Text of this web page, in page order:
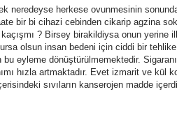
neredeyse herkese ovunmesinin
bir bi cihazi cebinden cikarip agzina
? Birsey birakildiysa onun
olsun insan bedeni için ciddi bir
eyleme dönüştürülmemektedir.
hızla artmaktadır. Evet izmarit ve
sıvıların kanserojen madde